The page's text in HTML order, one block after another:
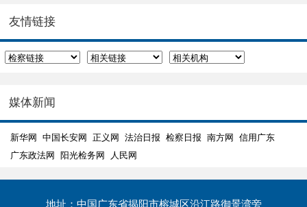
友情链接
媒体新闻
新华网 中国长安网 正义网 法治日报 检察日报 南方网
信用广东
广东政法网
阳光检务网 人民网
地址：中国广东省揭阳市榕城区沿江路御景湾旁